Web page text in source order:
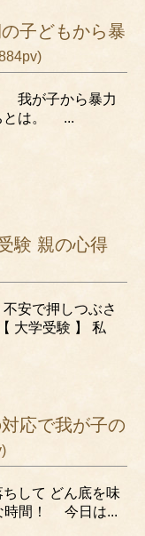
子どもから暴
我が子から暴力
とは。 ...
験 親の心得
安で押しつぶさ
大学受験 】 私
応で我が子の
して どん底を味
時間！ 今日は...